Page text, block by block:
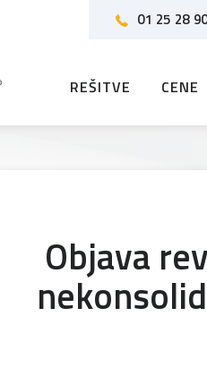
01 25 28
REŠITVE CENE
Objava